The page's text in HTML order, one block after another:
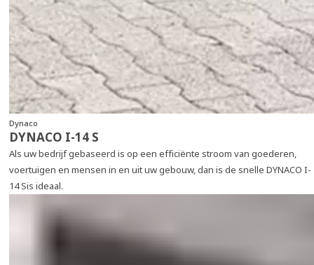
Dynaco
DYNACO I-14 S
Als uw bedrijf gebaseerd is op een efficiënte stroom van goederen,
voertuigen en mensen in en uit uw gebouw, dan is de snelle DYNACO I-
14 Sis ideaal.